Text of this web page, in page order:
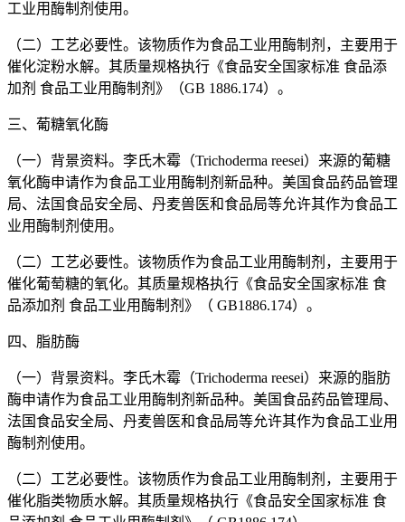
工业用酶制剂使用。
（二）工艺必要性。该物质作为食品工业用酶制剂，主要用于
催化淀粉水解。其质量规格执行《食品安全国家标准 食品添
加剂 食品工业用酶制剂》（GB 1886.174）。
三、葡糖氧化酶
（一）背景资料。李氏木霉（Trichoderma reesei）来源的葡糖
氧化酶申请作为食品工业用酶制剂新品种。美国食品药品管理
局、法国食品安全局、丹麦兽医和食品局等允许其作为食品工
业用酶制剂使用。
（二）工艺必要性。该物质作为食品工业用酶制剂，主要用于
催化葡萄糖的氧化。其质量规格执行《食品安全国家标准 食
品添加剂 食品工业用酶制剂》（ GB1886.174）。
四、脂肪酶
（一）背景资料。李氏木霉（Trichoderma reesei）来源的脂肪
酶申请作为食品工业用酶制剂新品种。美国食品药品管理局、
法国食品安全局、丹麦兽医和食品局等允许其作为食品工业用
酶制剂使用。
（二）工艺必要性。该物质作为食品工业用酶制剂，主要用于
催化脂类物质水解。其质量规格执行《食品安全国家标准 食